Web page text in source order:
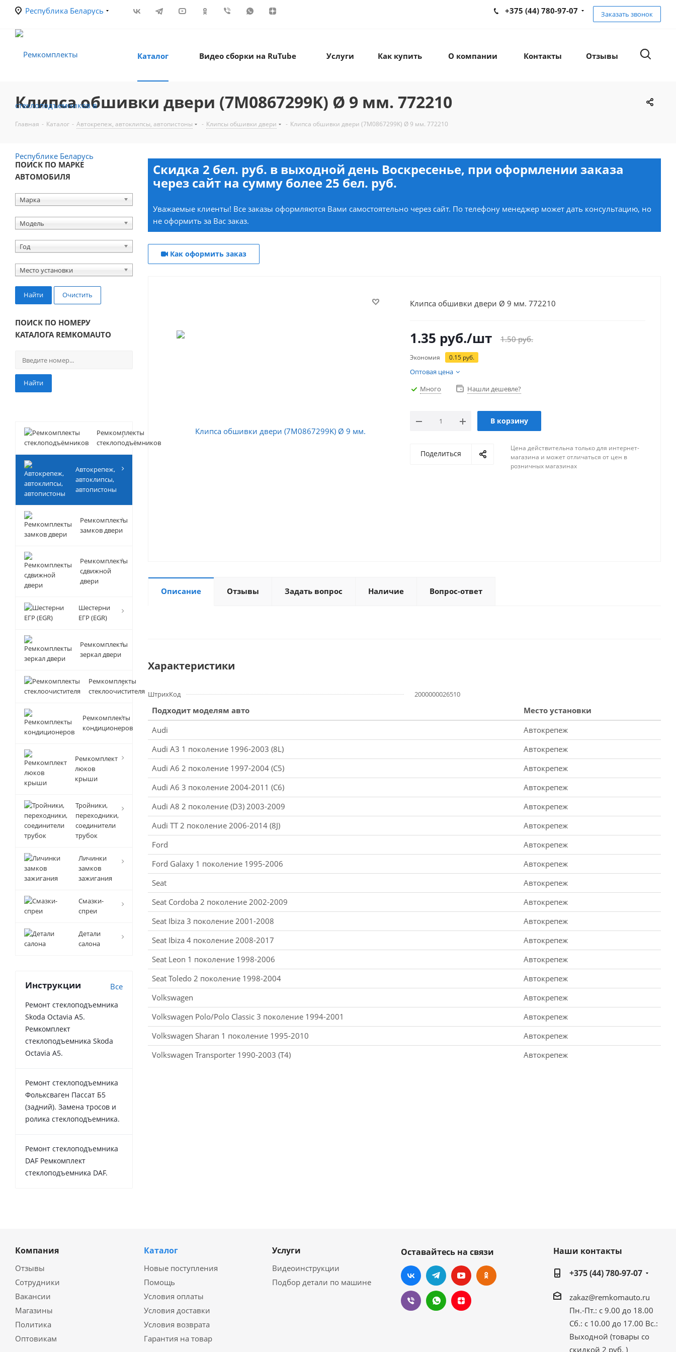
Республика Беларусь +375 (44) 780-97-07 Заказать звонок
Каталог Видео сборки на RuTube Услуги Как купить О компании Контакты Отзывы
Клипса обшивки двери (7M0867299K) Ø 9 мм. 772210
Главная - Каталог - Автокрепеж, автоклипсы, автопистоны - Клипсы обшивки двери - Клипса обшивки двери (7M0867299K) Ø 9 мм. 772210
ПОИСК ПО МАРКЕ
АВТОМОБИЛЯ
Марка
Модель
Год
Место установки
Найти Очистить
ПОИСК ПО НОМЕРУ
КАТАЛОГА REMKOMAUTO
Найти
Ремкомплекты
стеклоподъёмников
Автокрепеж,
автоклипсы,
автопистоны
Ремкомплекты
замков двери
Ремкомплекты
сдвижной
двери
Шестерни
ЕГР (EGR)
Ремкомплекты
зеркал двери
Ремкомплекты
стеклоочистителя
Ремкомплекты
кондиционеров
Ремкомплект
люков
крыши
Тройники,
переходники,
соединители
трубок
Личинки
замков
зажигания
Смазки-
спреи
Детали
салона
Инструкции Все
Ремонт стеклоподъемника
Skoda Octavia A5.
Ремкомплект
стеклоподъемника Skoda
Octavia A5.
Ремонт стеклоподъемника
Фольксваген Пассат Б5
(задний). Замена тросов и
ролика стеклоподъемника.
Ремонт стеклоподъемника
DAF Ремкомплект
стеклоподъемника DAF.
Скидка 2 бел. руб. в выходной день Воскресенье, при оформлении заказа
через сайт на сумму более 25 бел. руб.
Уважаемые клиенты! Все заказы оформляются Вами самостоятельно через сайт. По телефону менеджер может дать консультацию, но
не оформить за Вас заказ.
Как оформить заказ
Клипса обшивки двери Ø 9 мм. 772210
1.35 руб./шт 1.50руб.
Экономия 0.15 руб.
Оптовая цена
Много
Нашли дешевле?
В корзину
Поделиться
Цена действительна только для интернет-
магазина и может отличаться от цен в
розничных магазинах
Описание Отзывы Задать вопрос Наличие Вопрос-ответ
Характеристики
ШтрихКод 2000000026510
Подходит моделям авто
Место установки
Audi
Автокрепеж
Audi A3 1 поколение 1996-2003 (8L)
Автокрепеж
Audi A6 2 поколение 1997-2004 (C5)
Автокрепеж
Audi A6 3 поколение 2004-2011 (C6)
Автокрепеж
Audi A8 2 поколение (D3) 2003-2009
Автокрепеж
Audi TT 2 поколение 2006-2014 (8J)
Автокрепеж
Ford
Автокрепеж
Ford Galaxy 1 поколение 1995-2006
Автокрепеж
Seat
Автокрепеж
Seat Cordoba 2 поколение 2002-2009
Автокрепеж
Seat Ibiza 3 поколение 2001-2008
Автокрепеж
Seat Ibiza 4 поколение 2008-2017
Автокрепеж
Seat Leon 1 поколение 1998-2006
Автокрепеж
Seat Toledo 2 поколение 1998-2004
Автокрепеж
Volkswagen
Автокрепеж
Volkswagen Polo/Polo Classic 3 поколение 1994-2001
Автокрепеж
Volkswagen Sharan 1 поколение 1995-2010
Автокрепеж
Volkswagen Transporter 1990-2003 (T4)
Автокрепеж
Компания
Отзывы
Сотрудники
Вакансии
Магазины
Политика
Оптовикам
Каталог
Новые поступления
Помощь
Условия оплаты
Условия доставки
Условия возврата
Гарантия на товар
Услуги
Видеоинструкции
Подбор детали по машине
Оставайтесь на связи
Наши контакты
+375 (44) 780-97-07
zakaz@remkomauto.ru
Пн.-Пт.: с 9.00 до 18.00
Сб.: с 10.00 до 17.00 Вс.:
Выходной (товары со
скидкой 2 руб. )